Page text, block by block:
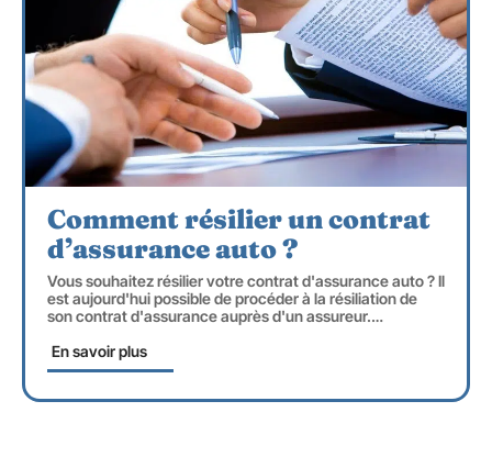
Comment résilier un contrat
d’assurance auto ?
Vous souhaitez résilier votre contrat d'assurance auto ? Il
est aujourd'hui possible de procéder à la résiliation de
son contrat d'assurance auprès d'un assureur.…
En savoir plus